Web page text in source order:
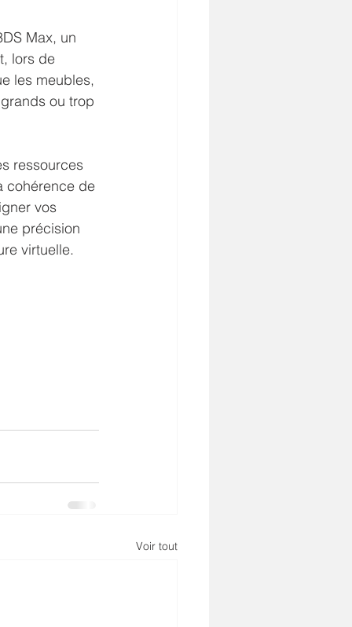
Max, un
lors de
les meubles,
ou trop
ressources
cohérence de
vos
précision
virtuelle.
Voir tout